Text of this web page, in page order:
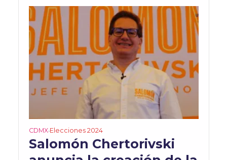
CDMX•Elecciones 2024
Salomón Chertorivski